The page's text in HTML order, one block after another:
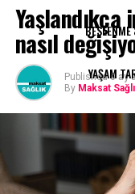
YAŞAM
nasıl
Published 6 ay
By Maksat